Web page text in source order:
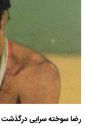
رضا سوخته سرایی درگذشت